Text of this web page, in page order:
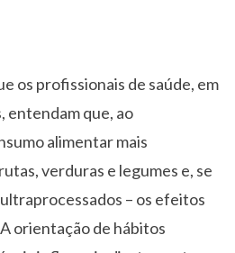
os profissionais de saúde, em
entendam que, ao
alimentar mais
verduras e legumes e, se
– os efeitos
orientação de hábitos